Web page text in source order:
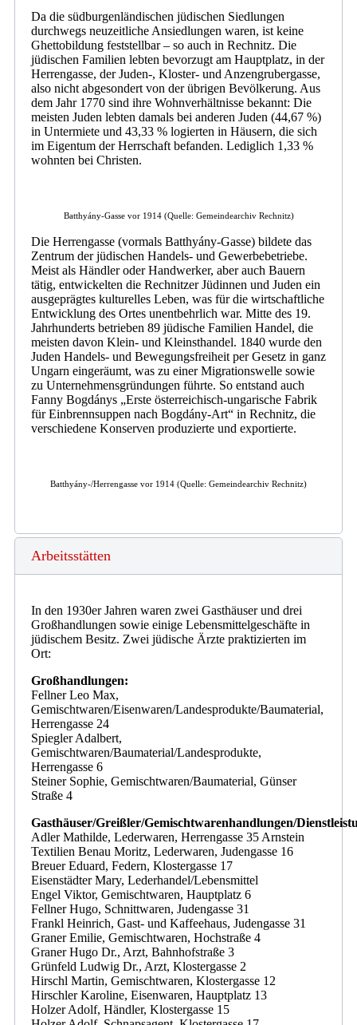
Da die südburgenländischen jüdischen Siedlungen
durchwegs neuzeitliche Ansiedlungen waren, ist keine
Ghettobildung feststellbar – so auch in Rechnitz. Die
jüdischen Familien lebten bevorzugt am Hauptplatz, in der
Herrengasse, der Juden-, Kloster- und Anzengrubergasse,
also nicht abgesondert von der übrigen Bevölkerung. Aus
dem Jahr 1770 sind ihre Wohnverhältnisse bekannt: Die
meisten Juden lebten damals bei anderen Juden (44,67 %)
in Untermiete und 43,33 % logierten in Häusern, die sich
im Eigentum der Herrschaft befanden. Lediglich 1,33 %
wohnten bei Christen.
Batthyány-Gasse vor 1914 (Quelle: Gemeindearchiv Rechnitz)
Die Herrengasse (vormals Batthyány-Gasse) bildete das
Zentrum der jüdischen Handels- und Gewerbebetriebe.
Meist als Händler oder Handwerker, aber auch Bauern
tätig, entwickelten die Rechnitzer Jüdinnen und Juden ein
ausgeprägtes kulturelles Leben, was für die wirtschaftliche
Entwicklung des Ortes unentbehrlich war. Mitte des 19.
Jahrhunderts betrieben 89 jüdische Familien Handel, die
meisten davon Klein- und Kleinsthandel. 1840 wurde den
Juden Handels- und Bewegungsfreiheit per Gesetz in ganz
Ungarn eingeräumt, was zu einer Migrationswelle sowie
zu Unternehmensgründungen führte. So entstand auch
Fanny Bogdánys „Erste österreichisch-ungarische Fabrik
für Einbrennsuppen nach Bogdány-Art“ in Rechnitz, die
verschiedene Konserven produzierte und exportierte.
Batthyány-/Herrengasse vor 1914 (Quelle: Gemeindearchiv Rechnitz)
Arbeitsstätten
In den 1930er Jahren waren zwei Gasthäuser und drei
Großhandlungen sowie einige Lebensmittelgeschäfte in
jüdischem Besitz. Zwei jüdische Ärzte praktizierten im
Ort:
Großhandlungen:
Fellner Leo Max,
Gemischtwaren/Eisenwaren/Landesprodukte/Baumaterial,
Herrengasse 24
Spiegler Adalbert,
Gemischtwaren/Baumaterial/Landesprodukte,
Herrengasse 6
Steiner Sophie, Gemischtwaren/Baumaterial, Günser
Straße 4
Gasthäuser/Greißler/Gemischtwarenhandlungen/
Adler Mathilde, Lederwaren, Herrengasse 35 Arnstein
Textilien Benau Moritz, Lederwaren, Judengasse 16
Breuer Eduard, Federn, Klostergasse 17
Eisenstädter Mary, Lederhandel/Lebensmittel
Engel Viktor, Gemischtwaren, Hauptplatz 6
Fellner Hugo, Schnittwaren, Judengasse 31
Frankl Heinrich, Gast- und Kaffeehaus, Judengasse 31
Graner Emilie, Gemischtwaren, Hochstraße 4
Graner Hugo Dr., Arzt, Bahnhofstraße 3
Grünfeld Ludwig Dr., Arzt, Klostergasse 2
Hirschl Martin, Gemischtwaren, Klostergasse 12
Hirschler Karoline, Eisenwaren, Hauptplatz 13
Holzer Adolf, Händler, Klostergasse 15